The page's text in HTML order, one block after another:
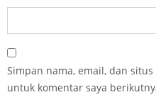
Simpan nama, email, dan
untuk komentar saya